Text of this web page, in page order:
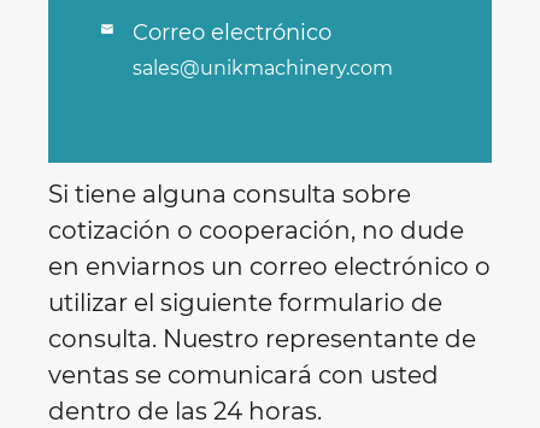
 Correo electrónico
sales@unikmachinery.com
Si tiene alguna consulta sobre
cotización o cooperación, no dude
en enviarnos un correo electrónico o
utilizar el siguiente formulario de
consulta. Nuestro representante de
ventas se comunicará con usted
dentro de las 24 horas.